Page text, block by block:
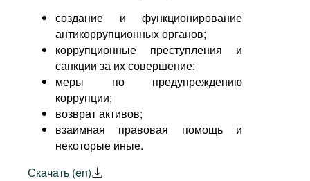
создание и функционирование
антикоррупционных органов;
коррупционные преступления и
санкции за их совершение;
меры по предупреждению
коррупции;
возврат активов;
взаимная правовая помощь и
некоторые иные.
Скачать (en)